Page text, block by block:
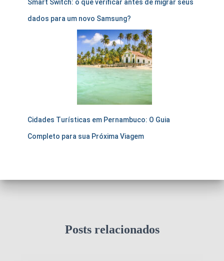
Smart Switch: o que verificar antes de migrar seus
dados para um novo Samsung?
Cidades Turísticas em Pernambuco: O Guia
Completo para sua Próxima Viagem
Posts relacionados